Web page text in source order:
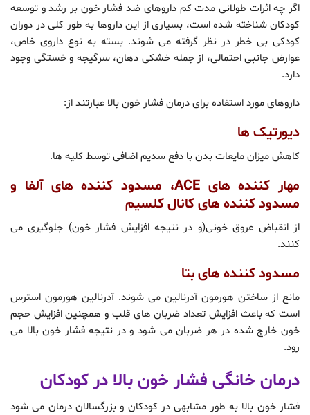
اگر چه اثرات طولانی مدت کم داروهای ضد فشار خون بر رشد و توسعه
کودکان شناخته شده است، بسیاری از این داروها به طور کلی در دوران
کودکی بی خطر در نظر گرفته می شوند. بسته به نوع داروی خاص،
عوارض جانبی احتمالی، از جمله خشکی دهان، سرگیجه و خستگی وجود
دارد.
داروهای مورد استفاده برای درمان فشار خون بالا عبارتند از:
دیورتیک ها
کاهش میزان مایعات بدن با دفع سدیم اضافی توسط کلیه ها.
مهار کننده های ACE، مسدود کننده های آلفا و
مسدود کننده های کانال کلسیم
از انقباض عروق خونی(و در نتیجه افزایش فشار خون) جلوگیری می
کنند.
مسدود کننده های بتا
مانع از ساختن هورمون آدرنالین می شوند. آدرنالین هورمون استرس
است که باعث افزایش تعداد ضربان های قلب و همچنین افزایش حجم
خون خارج شده در هر ضربان می شود و در نتیجه فشار خون بالا می
رود.
درمان خانگی فشار خون بالا در کودکان
فشار خون بالا به طور مشابهی در کودکان و بزرگسالان درمان می شود